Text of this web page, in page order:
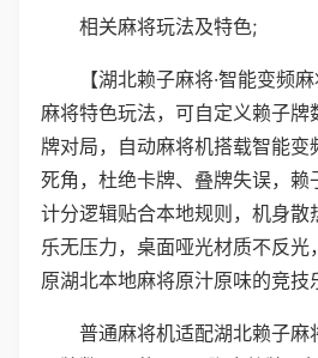
相关麻将玩法及特色;
【湖北赖子麻将·智能变频
麻将特色玩法，可自定义赖子
牌对局，自动麻将机搭载智能变
死角，杜绝卡牌、叠牌失误，赖
计分逻辑贴合本地规则，机身散
乐无压力，桌面哑光材质不反光
原湖北本地麻将原汁原味的竞技
普通麻将机适配湖北赖子麻